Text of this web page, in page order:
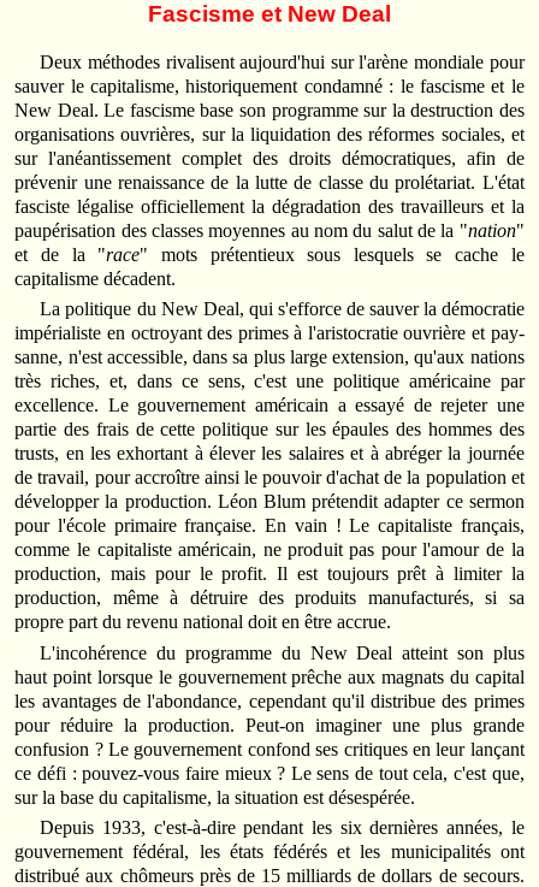
Fascisme et New Deal
Deux méthodes rivalisent aujourd'hui sur l'arène mondiale pour
sauver le capitalisme, historiquement condamné : le fascisme et le
New Deal. Le fascisme base son programme sur la destruction des
organisa­tions ouvrières, sur la liquidation des réformes sociales, et
sur l'anéan­tissement complet des droits démocratiques, afin de
prévenir une renais­sance de la lutte de classe du prolétariat. L'état
fasciste légalise officiel­lement la dégradation des travailleurs et la
paupérisation des classes moyennes au nom du salut de la "nation"
et de la "race" mots pré­tentieux sous lesquels se cache le
capitalisme décadent.
La politique du New Deal, qui s'efforce de sauver la démocratie
impérialiste en octroyant des primes à l'aristocratie ouvrière et pay­
sanne, n'est accessible, dans sa plus large extension, qu'aux nations
très riches, et, dans ce sens, c'est une politique américaine par
excellence. Le gouvernement américain a essayé de rejeter une
partie des frais de cette politique sur les épaules des hommes des
trusts, en les exhortant à élever les salaires et à abréger la journée
de travail, pour accroître ainsi le pouvoir d'achat de la population et
développer la production. Léon Blum prétendit adapter ce sermon
pour l'école primaire française. En vain ! Le capitaliste français,
comme le capitaliste américain, ne produit pas pour l'amour de la
production, mais pour le profit. Il est toujours prêt à limiter la
production, même à détruire des produits manufacturés, si sa
propre part du revenu national doit en être accrue.
L'incohérence du programme du New Deal atteint son plus
haut point lorsque le gouvernement prêche aux magnats du capital
les avan­tages de l'abondance, cependant qu'il distribue des primes
pour réduire la production. Peut-on imaginer une plus grande
confusion ? Le gou­vernement confond ses critiques en leur lançant
ce défi : pouvez-vous faire mieux ? Le sens de tout cela, c'est que,
sur la base du capitalisme, la situation est désespérée.
Depuis 1933, c'est-à-dire pendant les six dernières années, le
gou­vernement fédéral, les états fédérés et les municipalités ont
distribué aux chômeurs près de 15 milliards de dollars de secours.